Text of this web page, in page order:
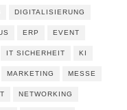
DIGITALISIERUNG
ERP EVENT
IT SICHERHEIT KI
MARKETING MESSE
NETWORKING